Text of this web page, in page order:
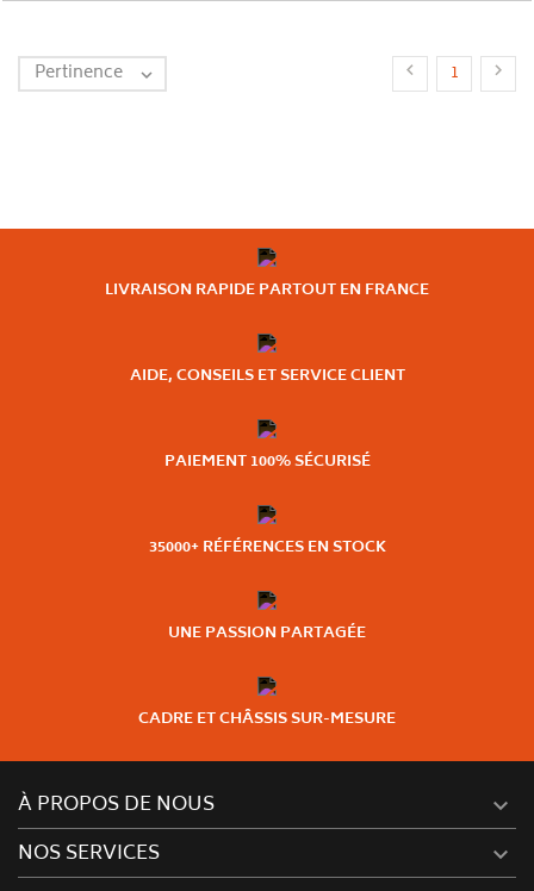
Pertinence   1 
LIVRAISON RAPIDE PARTOUT EN FRANCE
AIDE, CONSEILS ET SERVICE CLIENT
PAIEMENT 100% SÉCURISÉ
35000+ RÉFÉRENCES EN STOCK
UNE PASSION PARTAGÉE
CADRE ET CHÂSSIS SUR-MESURE
À PROPOS DE NOUS 
NOS SERVICES 